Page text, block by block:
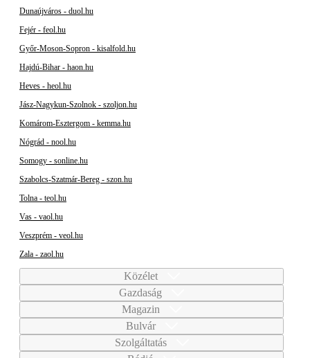
Dunaújváros - duol.hu
Fejér - feol.hu
Győr-Moson-Sopron - kisalfold.hu
Hajdú-Bihar - haon.hu
Heves - heol.hu
Jász-Nagykun-Szolnok - szoljon.hu
Komárom-Esztergom - kemma.hu
Nógrád - nool.hu
Somogy - sonline.hu
Szabolcs-Szatmár-Bereg - szon.hu
Tolna - teol.hu
Vas - vaol.hu
Veszprém - veol.hu
Zala - zaol.hu
Közélet
Gazdaság
Magazin
Bulvár
Szolgáltatás